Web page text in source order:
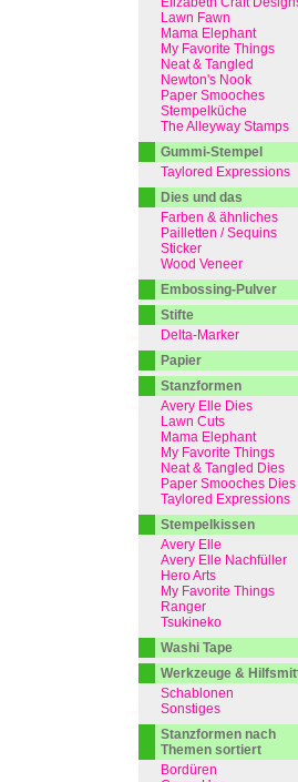
Lawn Fawn
Mama Elephant
My Favorite Things
Neat & Tangled
Newton's Nook
Paper Smooches
Stempelküche
The Alleyway Stamps
Gummi-Stempel
Taylored Expressions
Dies und das
Farben & ähnliches
Pailletten / Sequins
Sticker
Wood Veneer
Embossing-Pulver
Stifte
Delta-Marker
Papier
Stanzformen
Avery Elle Dies
Lawn Cuts
Mama Elephant
My Favorite Things
Neat & Tangled Dies
Paper Smooches Dies
Taylored Expressions
Stempelkissen
Avery Elle
Avery Elle Nachfüller
Hero Arts
My Favorite Things
Ranger
Tsukineko
Washi Tape
Werkzeuge &
Schablonen
Sonstiges
Stanzformen nach
Themen sortiert
Bordüren